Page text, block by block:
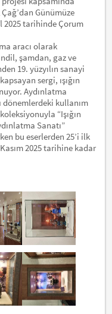
Günümüze
2025 tarihinde Çorum
aracı olarak
şamdan, gaz ve
19. yüzyılın sanayi
sergi, ışığın
Aydınlatma
dönemlerdeki kullanım
“Işığın
Sanatı”
bu eserlerden 25’i ilk
2025 tarihine kadar